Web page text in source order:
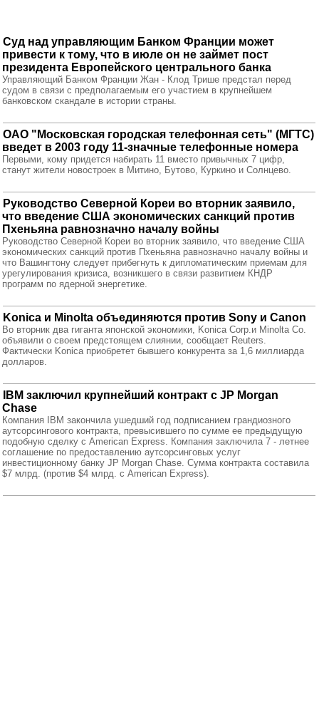
Суд над управляющим Банком Франции может
привести к тому, что в июле он не займет пост
президента Европейского центрального банка
Управляющий Банком Франции Жан - Клод Трише предстал перед
судом в связи с предполагаемым его участием в крупнейшем
банковском скандале в истории страны.
ОАО "Московская городская телефонная сеть" (МГТС)
введет в 2003 году 11-значные телефонные номера
Первыми, кому придется набирать 11 вместо привычных 7 цифр,
станут жители новостроек в Митино, Бутово, Куркино и Солнцево.
Руководство Северной Кореи во вторник заявило,
что введение США экономических санкций против
Пхеньяна равнозначно началу войны
Руководство Северной Кореи во вторник заявило, что введение США
экономических санкций против Пхеньяна равнозначно началу войны и
что Вашингтону следует прибегнуть к дипломатическим приемам для
урегулирования кризиса, возникшего в связи развитием КНДР
программ по ядерной энергетике.
Konica и Minolta объединяются против Sony и Canon
Во вторник два гиганта японской экономики, Konica Corp.и Minolta Co.
объявили о своем предстоящем слиянии, сообщает Reuters.
Фактически Konica приобретет бывшего конкурента за 1,6 миллиарда
долларов.
IBM заключил крупнейший контракт с JP Morgan
Chase
Компания IBM закончила ушедший год подписанием грандиозного
аутсорсингового контракта, превысившего по сумме ее предыдущую
подобную сделку с American Express. Компания заключила 7 - летнее
соглашение по предоставлению аутсорсинговых услуг
инвестиционному банку JP Morgan Chase. Сумма контракта составила
$7 млрд. (против $4 млрд. с American Express).